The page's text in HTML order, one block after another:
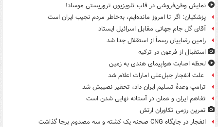
نمایش وطن‌فروشی در قاب تلویزیون تروریستی موساد!
پزشکیان: اگر تا امروز مانده‌ایم، به‌خاطر مردم نجیب ایران است
آقای گل جام جهانی مقابل اسرائیل ایستاد
رامین رضاییان رسماً از استقلال جدا شد
استقبال از فرعون در ترکیه
لحظه اصابت هواپیمای هندی به زمین
علت انفجار جبل‌علی امارات اعلام شد
ترامپ وعدۀ تسلیم ایران داد، تحقیر نصیبش شد
تفاهم ایران و عمان در آستانه نهایی شدن است
تمرین رزمی تکاوران ارتش
انفجار در جایگاه CNG صحنه یک کشته و سه مصدوم برجا گذاشت